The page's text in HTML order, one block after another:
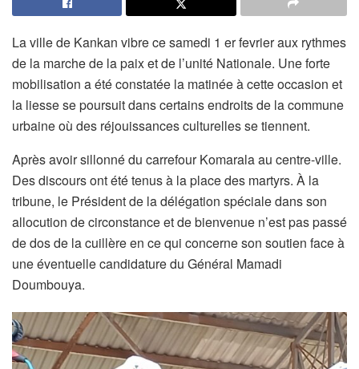
La ville de Kankan vibre ce samedi 1 er fevrier aux rythmes
de la marche de la paix et de l’unité Nationale. Une forte
mobilisation a été constatée la matinée à cette occasion et
la liesse se poursuit dans certains endroits de la commune
urbaine où des réjouissances culturelles se tiennent.
Après avoir sillonné du carrefour Komarala au centre-ville.
Des discours ont été tenus à la place des martyrs. À la
tribune, le Président de la délégation spéciale dans son
allocution de circonstance et de bienvenue n’est pas passé
de dos de la cuillère en ce qui concerne son soutien face à
une éventuelle candidature du Général Mamadi
Doumbouya.